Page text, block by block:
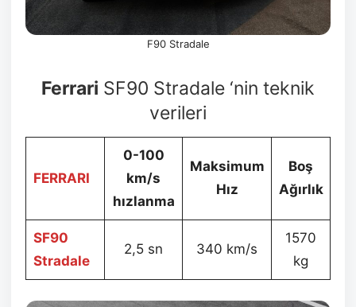
F90 Stradale
Ferrari SF90 Stradale ‘nin teknik
verileri
FERRARI
0-100
km/s
hızlanma
Maksimum
Hız
Boş
Ağırlık
SF90
Stradale
2,5 sn 340 km/s
1570
kg